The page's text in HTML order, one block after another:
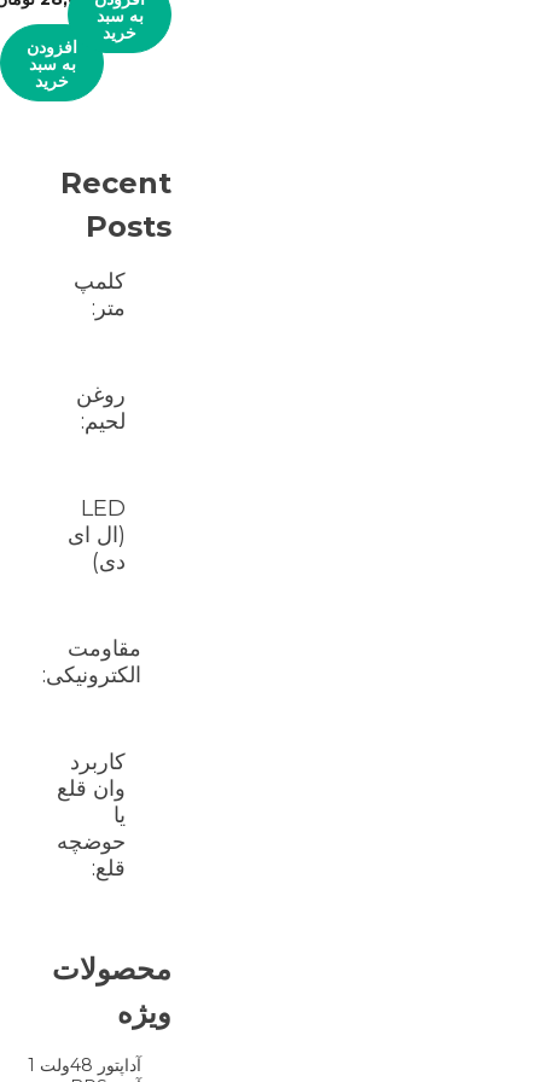
افزودن
به سبد
خرید
به سبد
خرید
Recent
Posts
کلمپ
متر:
روغن
لحیم:
LED
(ال ای
دی)
مقاومت
الکترونیکی:
کاربرد
وان قلع
یا
حوضچه
قلع:
محصولات
ویژه
آداپتور 48ولت 1